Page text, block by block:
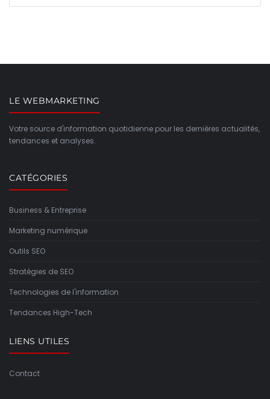
LE WEBMARKETING
Votre source d'information quotidienne pour les dernières actualités,
tendances et analyses.
CATÉGORIES
Business & Entreprise
Marketing numérique
Outils SEO
Stratégies de SEO
Technologies de l'information
Tendances High-Tech
LIENS UTILES
Contact